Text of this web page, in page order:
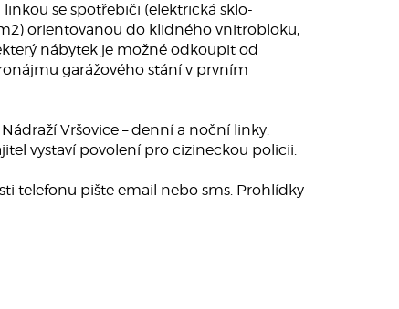
se spotřebiči (elektrická sklo-
orientovanou do klidného vnitrobloku,
nábytek je možné odkoupit od
garážového stání v prvním
Vršovice – denní a noční linky.
vystaví povolení pro cizineckou policii.
telefonu pište email nebo sms. Prohlídky